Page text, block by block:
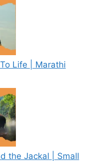
Life | Marathi
the Jackal | Small